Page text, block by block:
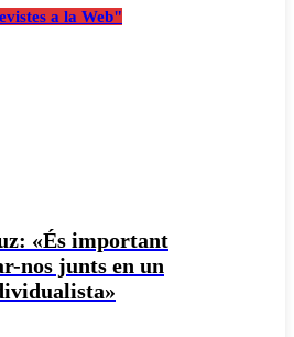
a la Web"
«És important
nos junts en un